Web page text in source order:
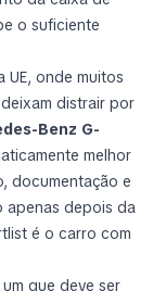
o suficiente
onde muitos
distrair por
Benz G-
melhor
documentação e
apenas depois da
é o carro com
que deve ser